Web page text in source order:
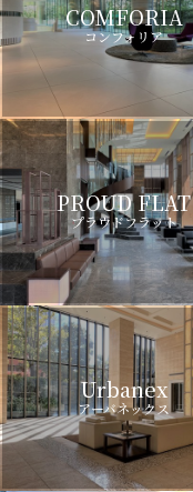
COMFORIA
コンフォリア
PROUD FLAT
プラウドフラット
Urbanex
アーバネックス